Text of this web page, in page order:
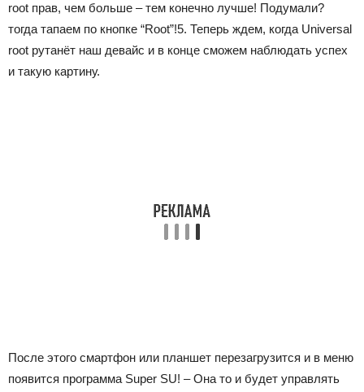
root прав, чем больше – тем конечно лучше! Подумали?
тогда тапаем по кнопке “Root”!5. Теперь ждем, когда Universal
root рутанёт наш девайс и в конце сможем наблюдать успех
и такую картину.
После этого смартфон или планшет перезагрузится и в меню
появится программа Super SU! – Она то и будет управлять